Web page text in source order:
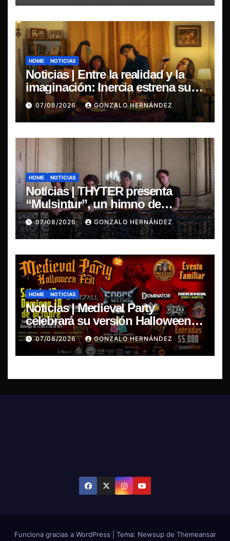
HOME NOTICIAS
Noticias | Entre la realidad y la
imaginación: Inercia estrena su
primer single “Marilina”
07/08/2026 GONZALO HERNÁNDEZ
HOME NOTICIAS
Noticias | THYTER presenta
“Mulsintur”, un himno de
heavy/power metal inspirado en
Tomás Paniri
07/08/2026 GONZALO HERNÁNDEZ
HOME NOTICIAS
Noticias | Medieval Party
celebrará su versión Halloween
Fest en Aldea del Encuentro
07/08/2026 GONZALO HERNÁNDEZ
Funciona gracias a WordPress Tema: Newsup de Themeansar